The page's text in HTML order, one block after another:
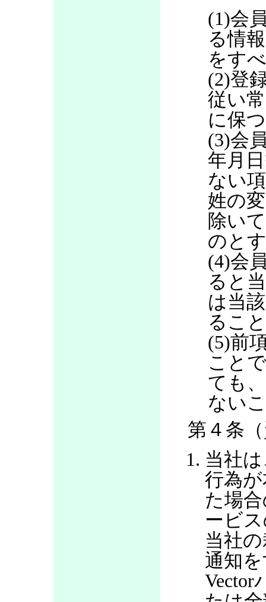
(1)会
る情
をす
(2)登
従い
に保
(3)会
年月
ない
姓の
除い
のと
(4)会
ると
は当
るこ
(5)前
こと
ても
ない
第４条
当社
行為
た場
ービ
当社
通知
Vector